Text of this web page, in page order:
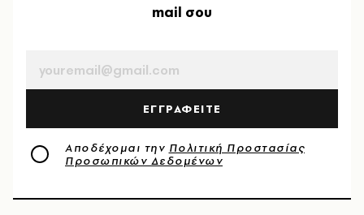
mail σου
ΕΓΓΡΑΦΕΙΤΕ
Αποδέχομαι την Πολιτική Προστασίας
Προσωπικών Δεδομένων